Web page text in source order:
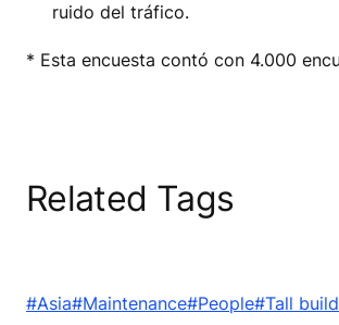
ruido del tráfico.
* Esta encuesta contó con 4.000
Related Tags
#Asia#Maintenance#People#Tall